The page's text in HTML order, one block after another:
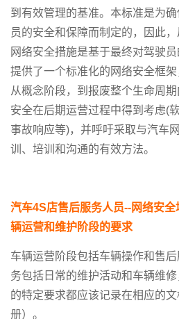
到有效管理的基准。本标准是为
员的安全和保障而制定的，因此
网络安全措施是基于最终对驾驶
提供了一个标准化的网络安全框
从概念阶段，到报废整个生命周
安全在后期运营过程中得到考虑(
事故响应等)，并呼吁采取与汽车
训、培训和沟通的有效方法。
汽车4S店售后服务人员--网络安
辆运营和维护阶段的要求
车辆运营阶段包括车辆操作和售
务包括日常的维护活动和车辆维
的特定要求都应该记录在相应的
册）。